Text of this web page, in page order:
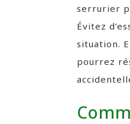
serrurier
Évitez
situation.
pourrez